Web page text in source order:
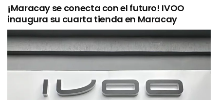
¡Maracay se conecta con el futuro! IVOO
inaugura su cuarta tienda en Maracay